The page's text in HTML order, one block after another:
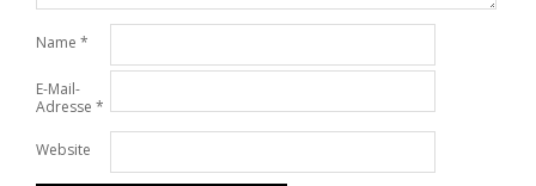
Name *
E-Mail-
Adresse *
Website